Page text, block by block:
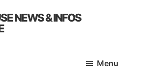
NEWS & INFOS
Menu